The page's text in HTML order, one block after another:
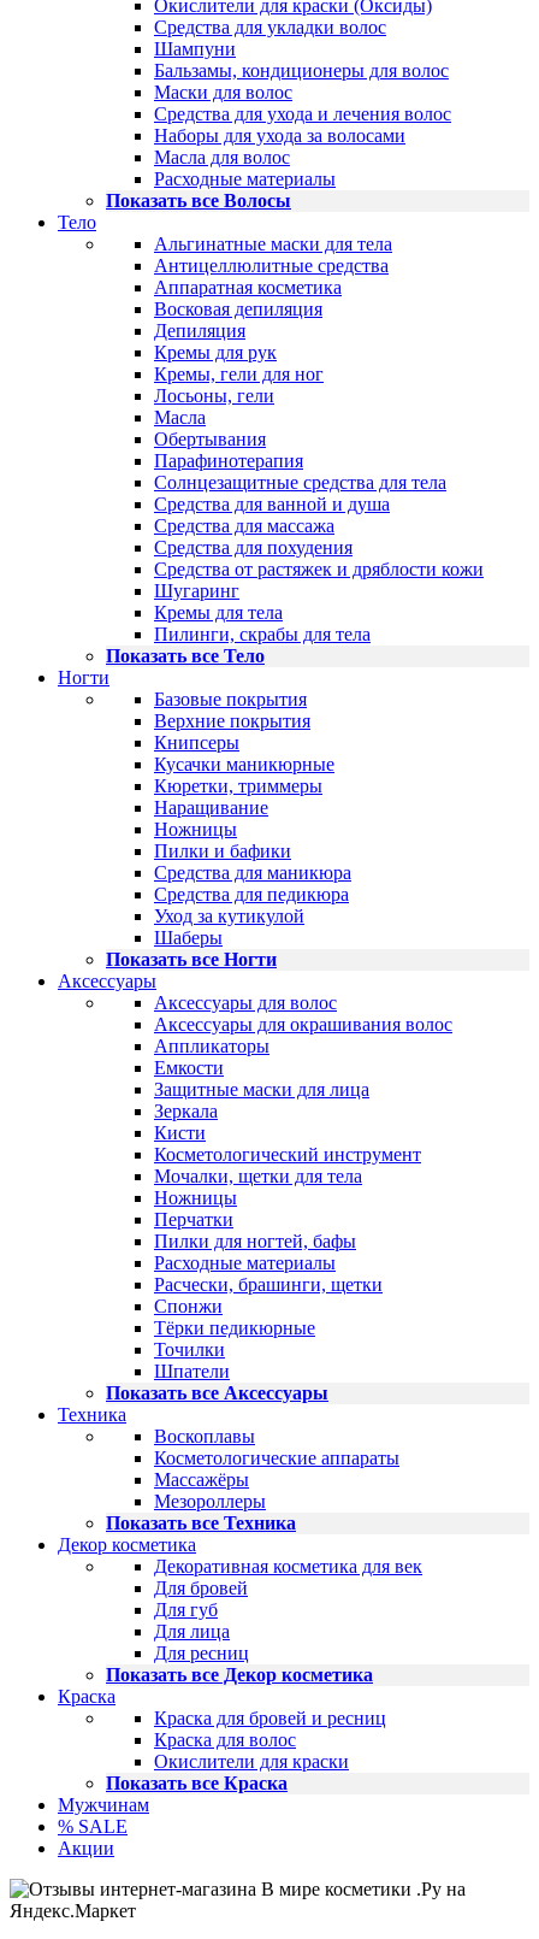
Окислители для краски (Оксиды)
Средства для укладки волос
Шампуни
Бальзамы, кондиционеры для волос
Маски для волос
Средства для ухода и лечения волос
Наборы для ухода за волосами
Масла для волос
Расходные материалы
Показать все Волосы
Тело
Альгинатные маски для тела
Антицеллюлитные средства
Аппаратная косметика
Восковая депиляция
Депиляция
Кремы для рук
Кремы, гели для ног
Лосьоны, гели
Масла
Обертывания
Парафинотерапия
Солнцезащитные средства для тела
Средства для ванной и душа
Средства для массажа
Средства для похудения
Средства от растяжек и дряблости кожи
Шугаринг
Кремы для тела
Пилинги, скрабы для тела
Показать все Тело
Ногти
Базовые покрытия
Верхние покрытия
Книпсеры
Кусачки маникюрные
Кюретки, триммеры
Наращивание
Ножницы
Пилки и бафики
Средства для маникюра
Средства для педикюра
Уход за кутикулой
Шаберы
Показать все Ногти
Аксессуары
Аксессуары для волос
Аксессуары для окрашивания волос
Аппликаторы
Емкости
Защитные маски для лица
Зеркала
Кисти
Косметологический инструмент
Мочалки, щетки для тела
Ножницы
Перчатки
Пилки для ногтей, бафы
Расходные материалы
Расчески, брашинги, щетки
Спонжи
Тёрки педикюрные
Точилки
Шпатели
Показать все Аксессуары
Техника
Воскоплавы
Косметологические аппараты
Массажёры
Мезороллеры
Показать все Техника
Декор косметика
Декоративная косметика для век
Для бровей
Для губ
Для лица
Для ресниц
Показать все Декор косметика
Краска
Краска для бровей и ресниц
Краска для волос
Окислители для краски
Показать все Краска
Мужчинам
% SALE
Акции